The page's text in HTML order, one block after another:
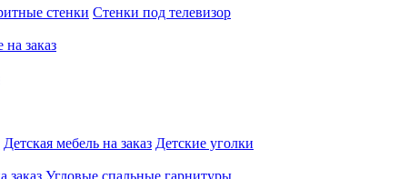
стенки Стенки под телевизор
заказ
Детская мебель на заказ Детские уголки
заказ Угловые спальные гарнитуры